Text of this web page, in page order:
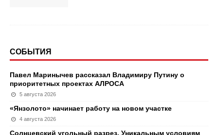
СОБЫТИЯ
Павел Маринычев рассказал Владимиру Путину о
приоритетных проектах АЛРОСА
5 августа 2026
«Янзолото» начинает работу на новом участке
4 августа 2026
Солнцевский угольный разрез. Уникальным условиям